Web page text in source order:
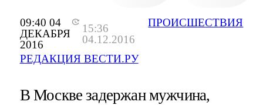
09:40 04
ДЕКАБРЯ
2016
15:36
04.12.2016
РЕДАКЦИЯ ВЕСТИ.РУ
ПРОИСШЕСТВИЯ
В Москве задержан мужчина,